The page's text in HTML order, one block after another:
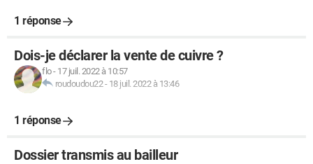
1 réponse
Dois-je déclarer la vente de cuivre ?
flo- 17 juil. 2022 à 10:57
roudoudou22- 18 juil. 2022 à 13:46
1 réponse
Dossier transmis au bailleur